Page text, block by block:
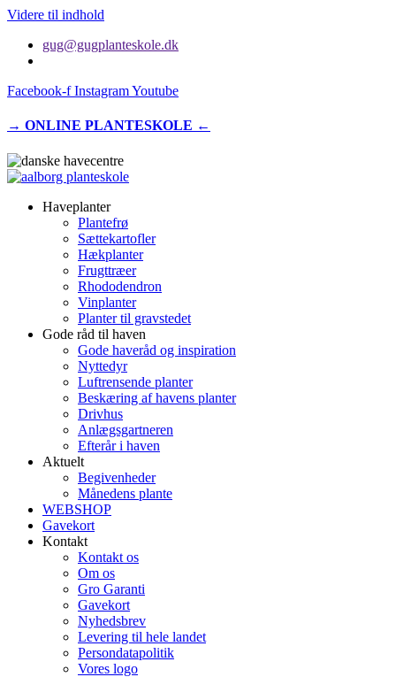
Videre til indhold
gug@gugplanteskole.dk
Facebook-f InstagramYoutube
→ ONLINE PLANTESKOLE ←
Haveplanter
Plantefrø
Sættekartofler
Hækplanter
Frugttræer
Rhododendron
Vinplanter
Planter til gravstedet
Gode råd til haven
Gode haveråd og inspiration
Nyttedyr
Luftrensende planter
Beskæring af havens planter
Drivhus
Anlægsgartneren
Efterår i haven
Aktuelt
Begivenheder
Månedens plante
WEBSHOP
Gavekort
Kontakt
Kontakt os
Om os
Gro Garanti
Gavekort
Nyhedsbrev
Levering til hele landet
Persondatapolitik
Vores logo